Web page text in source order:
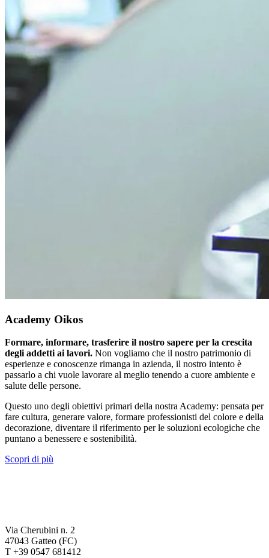
Academy Oikos
Formare, informare, trasferire il nostro sapere per la crescita
degli addetti ai lavori. Non vogliamo che il nostro patrimonio di
esperienze e conoscenze rimanga in azienda, il nostro intento è
passarlo a chi vuole lavorare al meglio tenendo a cuore ambiente e
salute delle persone.
Questo uno degli obiettivi primari della nostra Academy: pensata per
fare cultura, generare valore, formare professionisti del colore e della
decorazione, diventare il riferimento per le soluzioni ecologiche che
puntano a benessere e sostenibilità.
Scopri di più
Via Cherubini n. 2
47043 Gatteo (FC)
T +39 0547 681412